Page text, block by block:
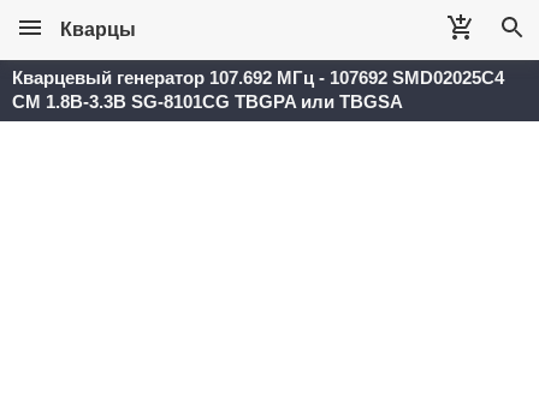
Кварцы
Кварцевый генератор 107.692 МГц - 107692 SMD02025C4
CM 1.8В-3.3В SG-8101CG TBGPA или TBGSA